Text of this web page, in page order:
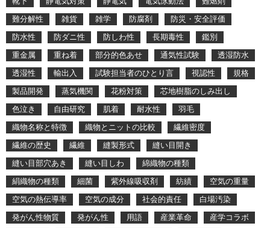
難分解性
雑貨 雑学 防腐剤
防災・安全評価
防水性
防ダニ性 防しわ性 長期毒性
鑑別
重金属
重ね着 部分的色あせ 通気性試験
透湿防水
透湿性
輸出入 試験担当者のひとり言 視認性
規格
製品開発
蒸気機関 花粉対策
芯地樹脂のしみ出し
色泣き
自由研究 肌着 耐水性
羽毛
織物名称と特徴
織物とニットの比較
繊維密度
繊維の歴史
繊維 縫製形式
縫い目開き
縫い目部穴あき
縫い目しわ
綿織物の種類
絹織物の種類
細菌 紫外線吸収剤 紡績
空気の重量
空気の熱伝導率
空気の成分 社会的責任
白場汚染
発がん性物質
発がん性 用語 産業革命
産学コラボ